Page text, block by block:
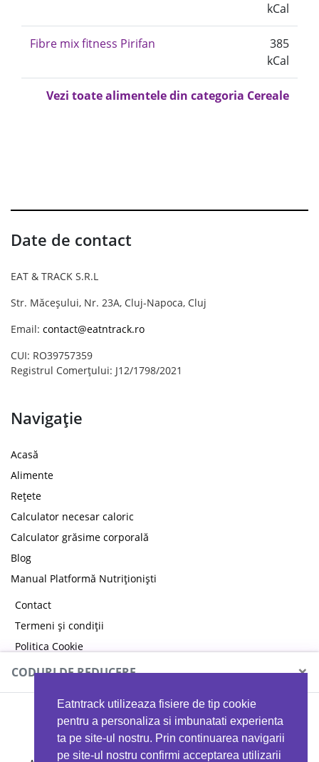
Eatntrack utilizeaza fisiere de tip cookie
pentru a personaliza si imbunatati experienta
ta pe site-ul nostru. Prin continuarea navigarii
pe site-ul nostru confirmi acceptarea utilizarii
kCal
Fibre mix fitness Pirifan
385
kCal
Vezi toate alimentele din categoria Cereale
Date de contact
EAT & TRACK S.R.L
Str. Măceșului, Nr. 23A, Cluj-Napoca, Cluj
Email: contact@eatntrack.ro
CUI: RO39757359
Registrul Comerțului: J12/1798/2021
Navigație
Acasă
Alimente
Rețete
Calculator necesar caloric
Calculator grăsime corporală
Blog
Manual Platformă Nutriționiști
Contact
Termeni și condiții
Politica Cookie
Politica de confidențialitate
CODURI DE REDUCERE ×
MYPROTEIN